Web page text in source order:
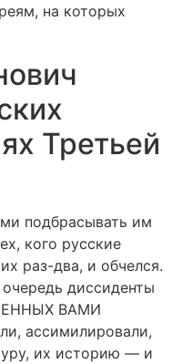
на которых
Третьей
подбрасывать им
кого русские
раз-два, и обчелся.
диссиденты
ВАМИ
ассимилировали,
их историю — и